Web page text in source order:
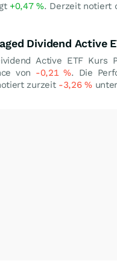
+0,47%. Derzeit notiert
Dividend Active
Active ETF
von -0,21%. Die
zurzeit -3,26%unter